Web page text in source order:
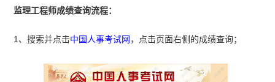
监理工程师成绩查询流程：
1、搜索并点击中国人事考试网，点击页面右侧的成绩查询；